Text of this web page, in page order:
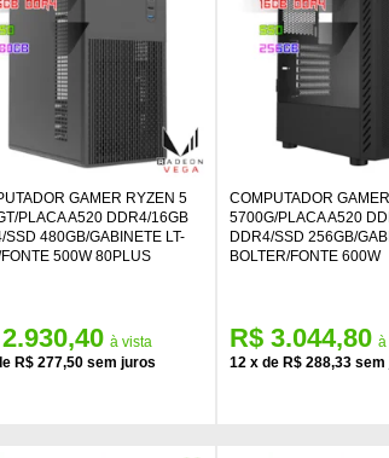
GAMER RYZEN 5
PLACA A520 DDR4/16GB
SSD 480GB/GABINETE LT-
500W 80PLUS
R$ 277,50
COMPUTADOR
5700G/PLACA A520
DDR4/SSD 256GB/
BOLTER/FONTE 600W
12 x de R$ 288,33
R$ 3.044,80